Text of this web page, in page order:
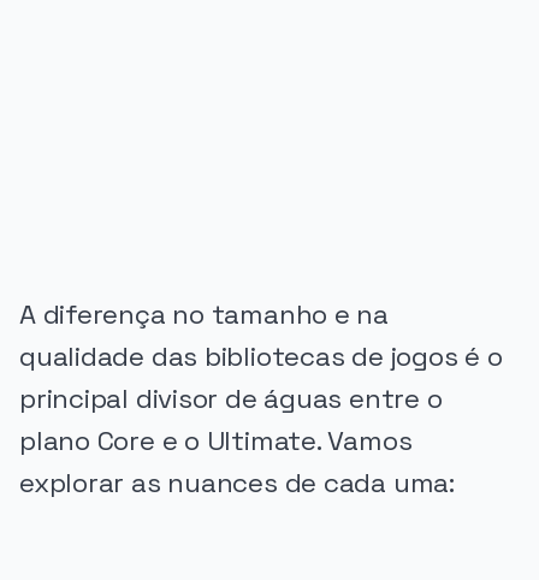
A diferença no tamanho e na
qualidade das bibliotecas de jogos é o
principal divisor de águas entre o
plano Core e o Ultimate. Vamos
explorar as nuances de cada uma: